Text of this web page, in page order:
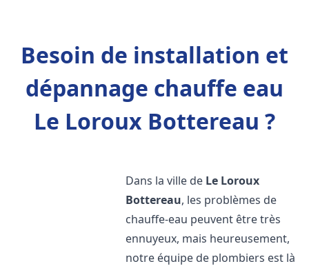
Besoin de installation et
dépannage chauffe eau
Le Loroux Bottereau ?
Dans la ville de Le Loroux
Bottereau, les problèmes de
chauffe-eau peuvent être très
ennuyeux, mais heureusement,
notre équipe de plombiers est là